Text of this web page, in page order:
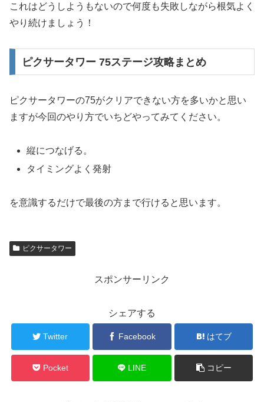
これはどうしようもないので何度も失敗しながら根気よく
やり続けましょう！
ピクサータワー 75ステージ攻略まとめ
ピクサータワーの75がクリアできない方を多いかと思い
ますが今回のやり方でいちどやってみてください。
縦につなげる。
タイミングよく発射
を意識するだけで最後の方まで行けると思います。
ピクサータワー
スポンサーリンク
シェアする
Twitter Facebook はてブ
Pocket LINE コピー